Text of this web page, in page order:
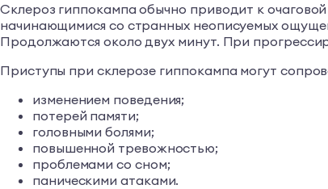
Склероз гиппокампа обычно приводит к
начинающимися со странных неописуемых
Продолжаются около двух минут. При
Приступы при склерозе гиппокампа могут
изменением поведения;
потерей памяти;
головными болями;
повышенной тревожностью;
проблемами со сном;
паническими атаками.